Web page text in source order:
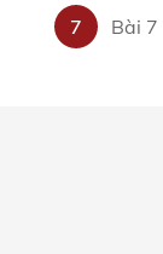
7 Bài 7